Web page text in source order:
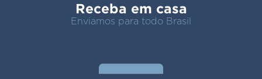
Receba em casa
Enviamos para todo Brasil